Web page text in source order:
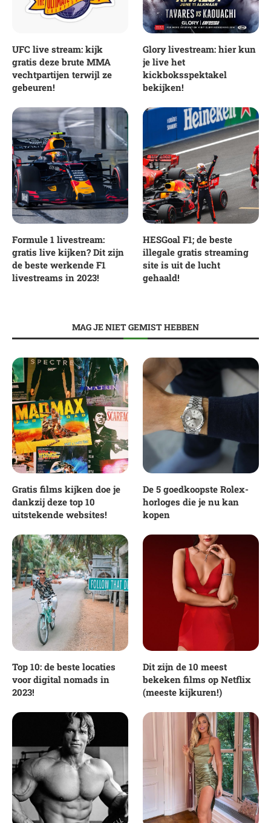
UFC live stream: kijk
gratis deze brute MMA
vechtpartijen terwijl ze
gebeuren!
Glory livestream: hier kun
je live het
kickboksspektakel
bekijken!
Formule 1 livestream:
gratis live kijken? Dit zijn
de beste werkende F1
livestreams in 2023!
HESGoal F1; de beste
illegale gratis streaming
site is uit de lucht
gehaald!
MAG JE NIET GEMIST HEBBEN
Gratis films kijken doe je
dankzij deze top 10
uitstekende websites!
De 5 goedkoopste Rolex-
horloges die je nu kan
kopen
Top 10: de beste locaties
voor digital nomads in
2023!
Dit zijn de 10 meest
bekeken films op Netflix
(meeste kijkuren!)